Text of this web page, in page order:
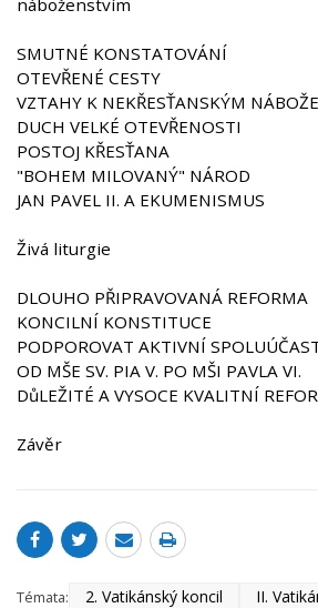
SMUTNÉ KONSTATOVÁNÍ
OTEVŘENÉ CESTY
VZTAHY K NEKŘESŤANSKÝM
DUCH VELKÉ OTEVŘENOSTI
POSTOJ KŘESŤANA
"BOHEM MILOVANÝ" NÁROD
JAN PAVEL II. A EKUMENISMUS
Živá liturgie
DLOUHO PŘIPRAVOVANÁ REFORMA
KONCILNÍ KONSTITUCE
PODPOROVAT AKTIVNÍ
OD MŠE SV. PIA V. PO MŠI PAVLA VI.
DůLEŽITÉ A VYSOCE KVALITNÍ
Závěr
Témata: 2. Vatikánský koncil
II.